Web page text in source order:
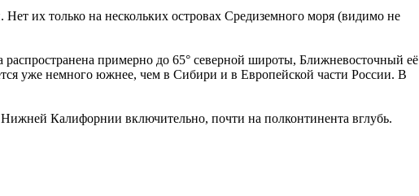
их только на нескольких островах Средиземного моря (видимо не
примерно до 65° северной широты, Ближневосточный её
уже немного южнее, чем в Сибири и в Европейской части России. В
Калифорнии включительно, почти на полконтинента вглубь.